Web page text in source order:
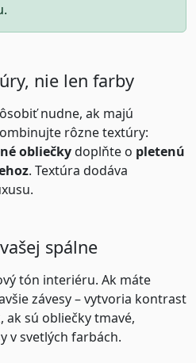
nie len farby
nudne, ak majú
rôzne textúry:
obliečkydoplňte o pletenú
. Textúra dodáva
spálne
tón interiéru. Ak máte
závesy – vytvoria kontrast
sú obliečky tmavé,
v svetlých farbách.